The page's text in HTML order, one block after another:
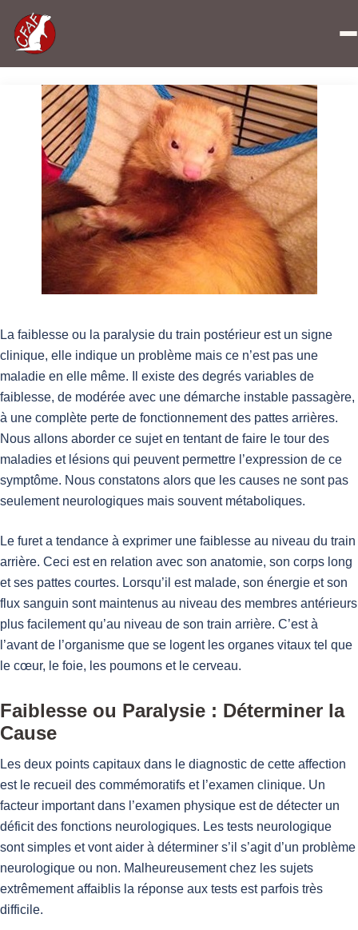
Accueil
La faiblesse ou la paralysie du train postérieur est un signe
clinique, elle indique un problème mais ce n’est pas une
maladie en elle même. Il existe des degrés variables de
faiblesse, de modérée avec une démarche instable passagère,
à une complète perte de fonctionnement des pattes arrières.
Nous allons aborder ce sujet en tentant de faire le tour des
maladies et lésions qui peuvent permettre l’expression de ce
symptôme. Nous constatons alors que les causes ne sont pas
seulement neurologiques mais souvent métaboliques.
Le furet a tendance à exprimer une faiblesse au niveau du train
arrière. Ceci est en relation avec son anatomie, son corps long
et ses pattes courtes. Lorsqu’il est malade, son énergie et son
flux sanguin sont maintenus au niveau des membres antérieurs
plus facilement qu’au niveau de son train arrière. C’est à
l’avant de l’organisme que se logent les organes vitaux tel que
le cœur, le foie, les poumons et le cerveau.
Faiblesse ou Paralysie : Déterminer la
Cause
Les deux points capitaux dans le diagnostic de cette affection
est le recueil des commémoratifs et l’examen clinique. Un
facteur important dans l’examen physique est de détecter un
déficit des fonctions neurologiques. Les tests neurologique
sont simples et vont aider à déterminer s’il s’agit d’un problème
neurologique ou non. Malheureusement chez les sujets
extrêmement affaiblis la réponse aux tests est parfois très
difficile.